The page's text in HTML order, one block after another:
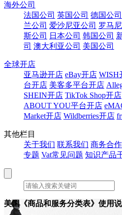
海外公司
法国公司 英国公司 德国公司
兰公司 爱沙尼亚公司 罗马
斯公司
日本公司 韩国公司
司 澳大利亚公司 美国公司
全球开店
亚马逊开店 eBay开店 WISH
台开店 美客多平台开店
SHEIN开店 TikTok Shop开店
ABOUT YOU平台开店
Market开店 Wildberries开店
其他栏目
关于我们 联系我们 商务合作
专题 Vat常见问题 知识产品
美国《商品和服务分类表》使用